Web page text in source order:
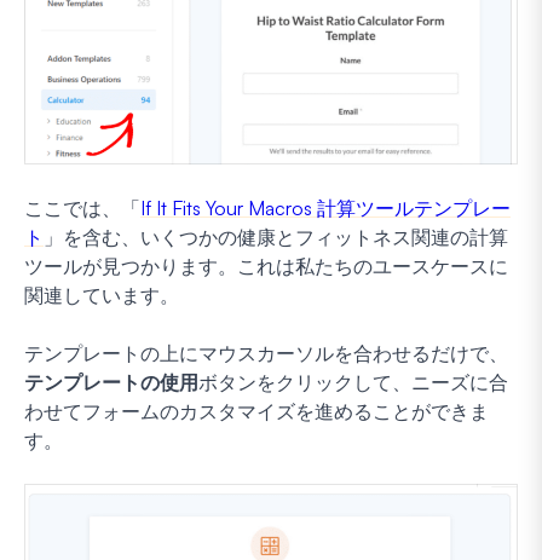
ここでは、「If It Fits Your Macros 計算ツールテンプレー
ト 」を含む、いくつかの健康とフィットネス関連の計算
ツールが見つかります。これは私たちのユースケースに
関連しています。
テンプレートの上にマウスカーソルを合わせるだけで、
テンプレートの使用ボタンをクリックして、ニーズに合
わせてフォームのカスタマイズを進めることができま
す。